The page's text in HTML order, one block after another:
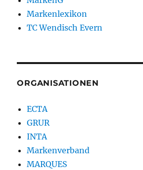
Markenlexikon
TC Wendisch Evern
ORGANISATIONEN
ECTA
GRUR
INTA
Markenverband
MARQUES